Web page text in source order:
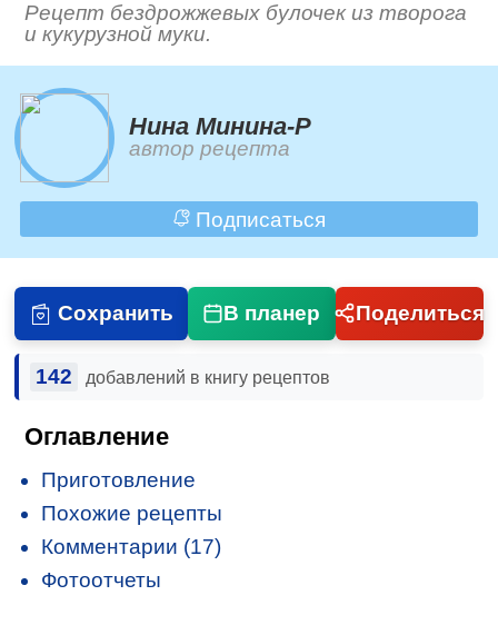
Рецепт бездрожжевых булочек из творога
и кукурузной муки.
Нина Минина-Р
автор рецепта
Подписаться
Сохранить В планер Поделиться
142 добавлений в книгу рецептов
Оглавление
Приготовление
Похожие рецепты
Комментарии (17)
Фотоотчеты